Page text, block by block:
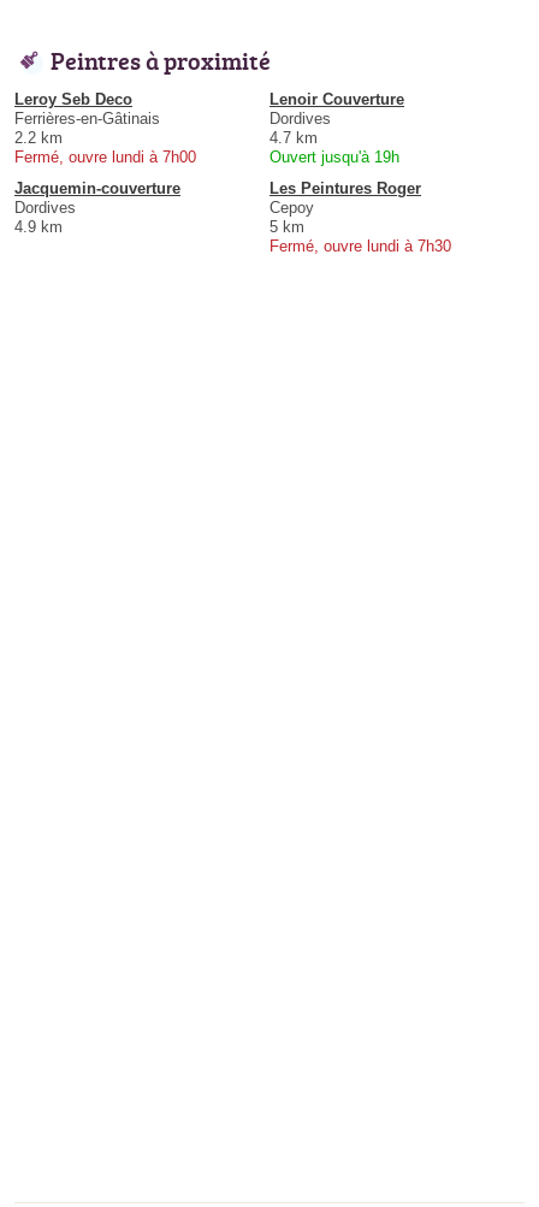
Peintres à proximité
Leroy Seb Deco
Ferrières-en-Gâtinais
2.2 km
Fermé, ouvre lundi à 7h00
Lenoir Couverture
Dordives
4.7 km
Ouvert jusqu'à 19h
Jacquemin-couverture
Dordives
4.9 km
Les Peintures Roger
Cepoy
5 km
Fermé, ouvre lundi à 7h30